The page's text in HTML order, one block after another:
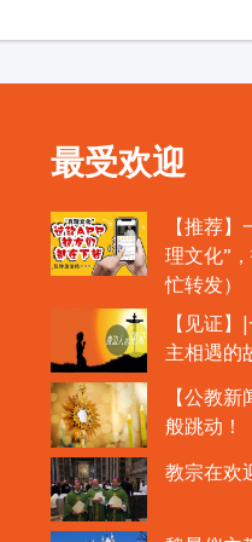
最受欢迎
【推荐
理文化”
忙转发）
【见证
主相遇的
【公教
般跳动！
教宗在欢